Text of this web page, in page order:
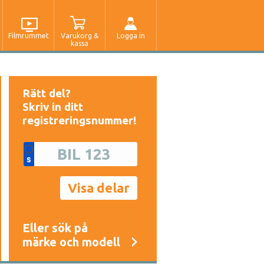
Filmrummet
Varukorg &
kassa
Logga in
Rätt del?
Skriv in ditt
registreringsnummer!
Eller sök på
märke och modell